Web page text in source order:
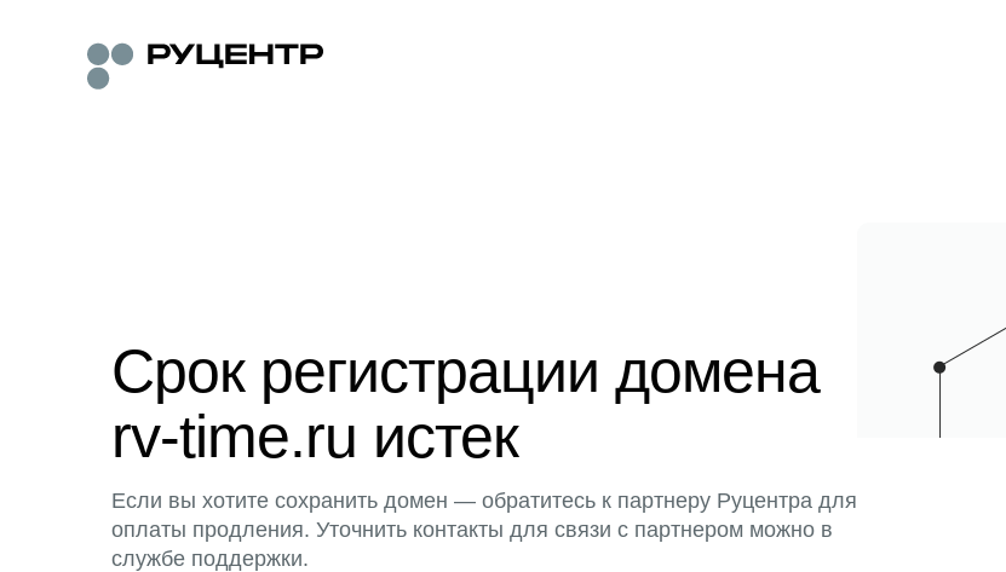
Срок регистрации домена
rv-time.ru истек
Если вы хотите сохранить домен — обратитесь к партнеру Руцентра для
оплаты продления. Уточнить контакты для связи с партнером можно в
службе поддержки.